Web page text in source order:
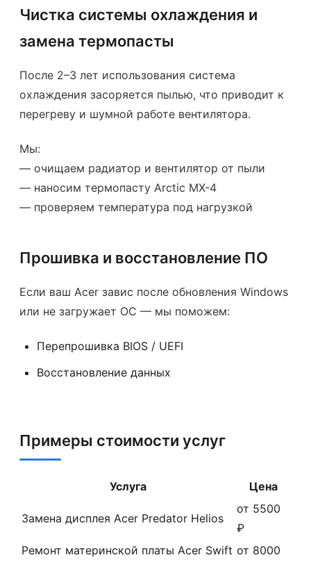
Чистка системы охлаждения и
замена термопасты
После 2–3 лет использования система
охлаждения засоряется пылью, что приводит к
перегреву и шумной работе вентилятора.
Мы:
— очищаем радиатор и вентилятор от пыли
— наносим термопасту Arctic MX-4
— проверяем температура под нагрузкой
Прошивка и восстановление ПО
Если ваш Acer завис после обновления Windows
или не загружает ОС — мы поможем:
Перепрошивка BIOS / UEFI
Восстановление данных
Примеры стоимости услуг
Услуга Цена
Замена дисплея Acer Predator Helios
от 5500
₽
Ремонт материнской платы Acer Swift от 8000